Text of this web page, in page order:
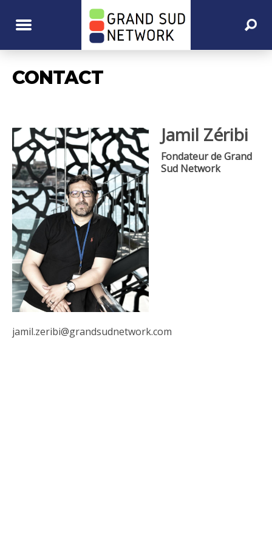
CONTACT
Jamil Zéribi
Fondateur de Grand
Sud Network
jamil.zeribi@grandsudnetwork.com